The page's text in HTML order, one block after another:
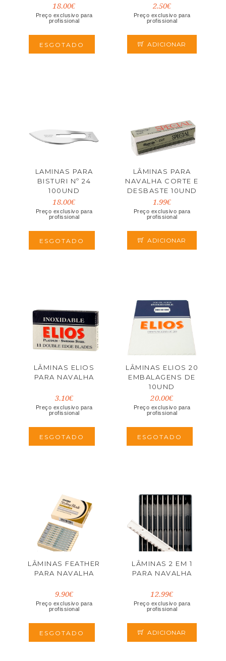
18.00€
Preço exclusivo para
profissional
ESGOTADO
2.50€
Preço exclusivo para
profissional
ADICIONAR
LAMINAS PARA
BISTURI Nº 24
100UND
18.00€
Preço exclusivo para
profissional
ESGOTADO
LÂMINAS PARA
NAVALHA CORTE E
DESBASTE 10UND
1.99€
Preço exclusivo para
profissional
ADICIONAR
LÂMINAS ELIOS
PARA NAVALHA
3.10€
Preço exclusivo para
profissional
ESGOTADO
LÂMINAS ELIOS 20
EMBALAGENS DE
10UND
20.00€
Preço exclusivo para
profissional
ESGOTADO
LÂMINAS FEATHER
PARA NAVALHA
9.90€
Preço exclusivo para
profissional
ESGOTADO
LÂMINAS 2 EM 1
PARA NAVALHA
12.99€
Preço exclusivo para
profissional
ADICIONAR